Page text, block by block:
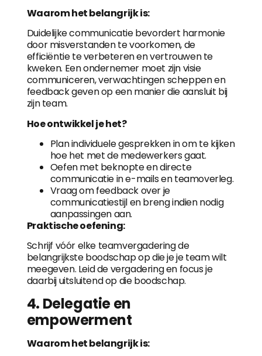
Waarom het belangrijk is:
Duidelijke communicatie bevordert harmonie
door misverstanden te voorkomen, de
efficiëntie te verbeteren en vertrouwen te
kweken. Een ondernemer moet zijn visie
communiceren, verwachtingen scheppen en
feedback geven op een manier die aansluit bij
zijn team.
Hoe ontwikkel je het?
Plan individuele gesprekken in om te kijken
hoe het met de medewerkers gaat.
Oefen met beknopte en directe
communicatie in e-mails en teamoverleg.
Vraag om feedback over je
communicatiestijl en breng indien nodig
aanpassingen aan.
Praktische oefening:
Schrijf vóór elke teamvergadering de
belangrijkste boodschap op die je je team wilt
meegeven. Leid de vergadering en focus je
daarbij uitsluitend op die boodschap.
4. Delegatie en
empowerment
Waarom het belangrijk is: